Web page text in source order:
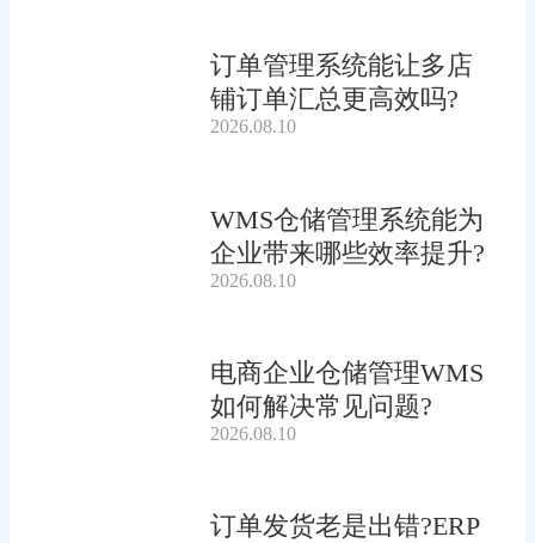
订单管理系统能让多店
铺订单汇总更高效吗?
2026.08.10
WMS仓储管理系统能为
企业带来哪些效率提升?
2026.08.10
电商企业仓储管理WMS
如何解决常见问题?
2026.08.10
订单发货老是出错?ERP